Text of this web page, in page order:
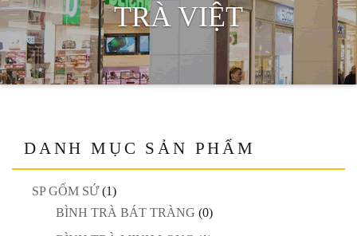
TRÀ VIỆT
DANH MỤC SẢN PHẨM
SP GỐM SỨ (1)
BÌNH TRÀ BÁT TRÀNG (0)